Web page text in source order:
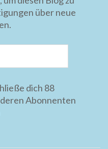
über neue
dich 88
Abonnenten